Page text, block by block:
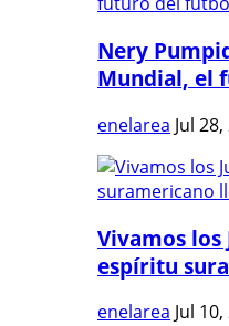
Nery
Mundial, el
enelarea Jul
Vivamos los
espíritu
enelarea Jul